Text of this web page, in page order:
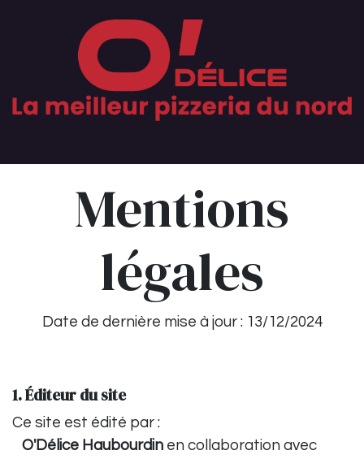
Mentions
légales
Date de dernière mise à jour : 13/12/2024
1. Éditeur du site
Ce site est édité par :
O'Délice Haubourdin en collaboration avec